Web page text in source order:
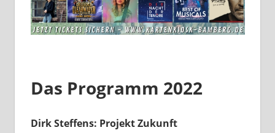
Das Programm 2022
Dirk Steffens: Projekt Zukunft